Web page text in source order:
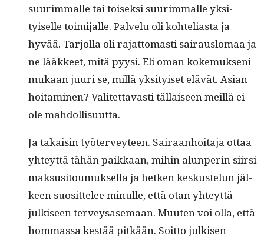
suurim­malle tai toisek­si suurim­malle yksi­
tyiselle toim­i­jalle. Palvelu oli kohtelias­ta ja
hyvää. Tar­jol­la oli rajat­tomasti sairaus­lo­maa ja
ne lääk­keet, mitä pyysi. Eli oman koke­muk­seni
mukaan juuri se, mil­lä yksi­tyiset elävät. Asian
hoit­a­mi­nen? Valitet­tavasti täl­laiseen meil­lä ei
ole mahdollisuutta.
Ja takaisin työter­vey­teen. Sairaan­hoita­ja ottaa
yhteyt­tä tähän paikkaan, mihin alun­perin siir­si
mak­susi­toumuk­sel­la ja het­ken keskustelun jäl­
keen suosit­telee min­ulle, että otan yhteyt­tä
julkiseen ter­veysase­maan. Muuten voi olla, että
hom­mas­sa kestää pitkään. Soit­to julkisen